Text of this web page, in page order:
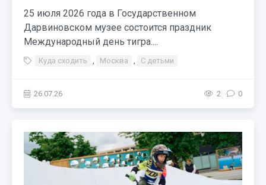
25 июля 2026 года в Государственном
Дарвиновском музее состоится праздник
Международный день тигра....
Куда сходить , Москва , С детьми
26.07.26 2 0